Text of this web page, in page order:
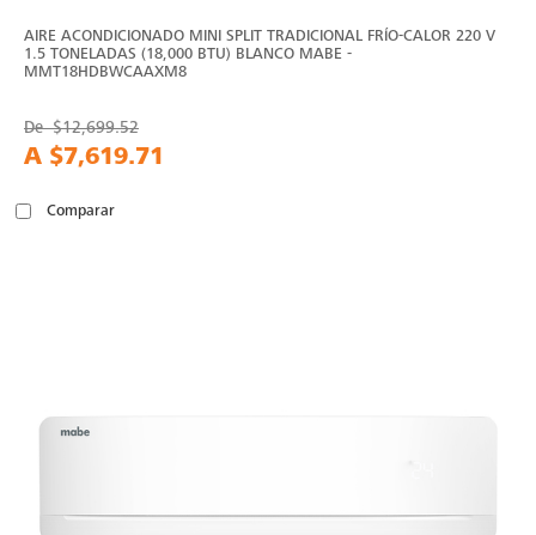
AIRE ACONDICIONADO MINI SPLIT TRADICIONAL FRÍO-CALOR 220 V
1.5 TONELADAS (18,000 BTU) BLANCO MABE -
MMT18HDBWCAAXM8
De$12,699.52
A $7,619.71
Comparar